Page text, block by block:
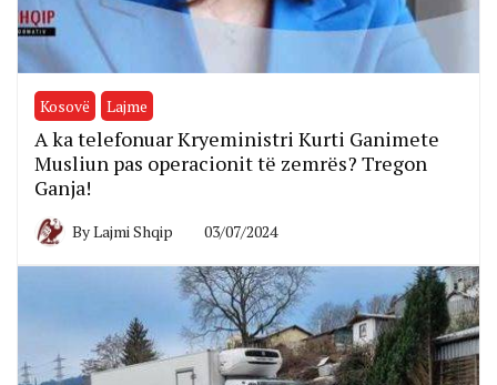
Kosovë Lajme
A ka telefonuar Kryeministri Kurti Ganimete
Musliun pas operacionit të zemrës? Tregon
Ganja!
ByLajmi Shqip 03/07/2024